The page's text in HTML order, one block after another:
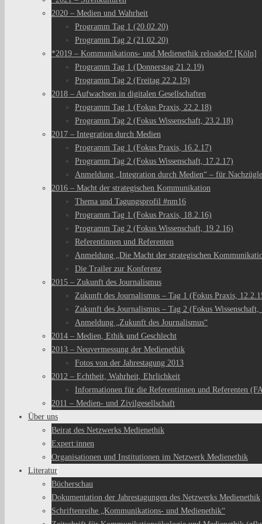
2020 – Medien und Wahrheit
Programm Tag 1 (20.02.20)
Programm Tag 2 (21.02.20)
*2019 – Kommunikations- und Medienethik reloaded? [Köln]
Programm Tag 1 (Donnerstag 21.2.19)
Programm Tag 2 (Freitag 22.2.19)
2018 – Aufwachsen in digitalen Gesellschaften
Programm Tag 1 (Fokus Praxis, 22.2.18)
Programm Tag 2 (Fokus Wissenschaft, 23.2.18)
2017 – Integration durch Medien
Programm Tag 1 (Fokus Praxis, 16.2.17)
Programm Tag 2 (Fokus Wissenschaft, 17.2.17)
Anmeldung „Integration durch Medien“ – für
2016 – Macht der strategischen Kommunikation
Thema und Tagungsprofil #nm16
Programm Tag 1 (Fokus Praxis, 18.2.16)
Programm Tag 2 (Fokus Wissenschaft, 19.2.16)
Referentinnen und Referenten
Anmeldung „Die Macht der strategischen
Die Trailer zur Konferenz
2015 – Zukunft des Journalismus
Zukunft des Journalismus – Tag 1 (Fokus Praxis,
Zukunft des Journalismus – Tag 2 (Fokus Wissenschaft,
Anmeldung „Zukunft des Journalismus“
2014 – Medien, Ethik und Geschlecht
2013 – Neuvermessung der Medienethik
Fotos von der Jahrestagung 2013
2012 – Echtheit, Wahrheit, Ehrlichkeit
Informationen für die Referentinnen und Referenten
2011 – Medien- und Zivilgesellschaft
Über uns
Beirat des Netzwerks Medienethik
Expert:innen
Organisationen und Institutionen im Netzwerk Medienethik
Literatur
Bücherschau
Dokumentation der Jahrestagungen des Netzwerks Medienethik
Schriftenreihe „Kommunikations- und Medienethik“